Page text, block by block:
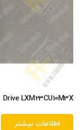
LXM23CU10M3X
اطلاعات بیشتر